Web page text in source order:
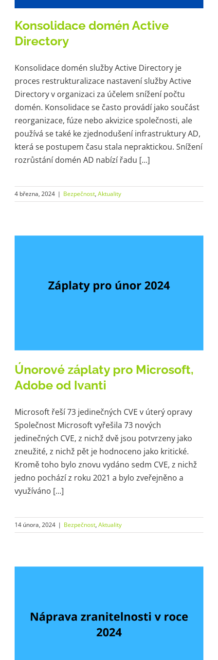
Konsolidace domén Active
Directory
Konsolidace domén služby Active Directory je
proces restrukturalizace nastavení služby Active
Directory v organizaci za účelem snížení počtu
domén. Konsolidace se často provádí jako součást
reorganizace, fúze nebo akvizice společnosti, ale
používá se také ke zjednodušení infrastruktury AD,
která se postupem času stala nepraktickou. Snížení
rozrůstání domén AD nabízí řadu [...]
4 března, 2024 | Bezpečnost, Aktuality
Únorové záplaty pro Microsoft,
Adobe od Ivanti
Microsoft řeší 73 jedinečných CVE v úterý opravy
Společnost Microsoft vyřešila 73 nových
jedinečných CVE, z nichž dvě jsou potvrzeny jako
zneužité, z nichž pět je hodnoceno jako kritické.
Kromě toho bylo znovu vydáno sedm CVE, z nichž
jedno pochází z roku 2021 a bylo zveřejněno a
využíváno [...]
14 února, 2024 | Bezpečnost, Aktuality